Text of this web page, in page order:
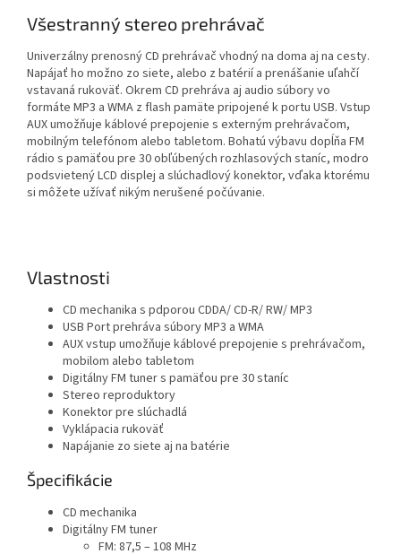
Všestranný stereo prehrávač
Univerzálny prenosný CD prehrávač vhodný na doma aj na cesty.
Napájať ho možno zo siete, alebo z batérií a prenášanie uľahčí
vstavaná rukoväť. Okrem CD prehráva aj audio súbory vo
formáte MP3 a WMA z flash pamäte pripojené k portu USB. Vstup
AUX umožňuje káblové prepojenie s externým prehrávačom,
mobilným telefónom alebo tabletom. Bohatú výbavu dopĺňa FM
rádio s pamäťou pre 30 obľúbených rozhlasových staníc, modro
podsvietený LCD displej a slúchadlový konektor, vďaka ktorému
si môžete užívať nikým nerušené počúvanie.
Vlastnosti
CD mechanika s pdporou CDDA/ CD-R/ RW/ MP3
USB Port prehráva súbory MP3 a WMA
AUX vstup umožňuje káblové prepojenie s prehrávačom,
mobilom alebo tabletom
Digitálny FM tuner s pamäťou pre 30 staníc
Stereo reproduktory
Konektor pre slúchadlá
Vyklápacia rukoväť
Napájanie zo siete aj na batérie
Špecifikácie
CD mechanika
Digitálny FM tuner
FM: 87,5 – 108 MHz